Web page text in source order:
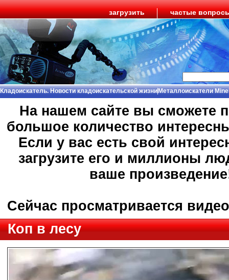
загрузить частые
Кладоискатель. Новости кладоискательской жизниМеталлоискатели
На нашем сайте вы сможете
большое количество
Если у вас есть свой
загрузите его и миллионы
ваше
Сейчас просматривается
Коп в лесу